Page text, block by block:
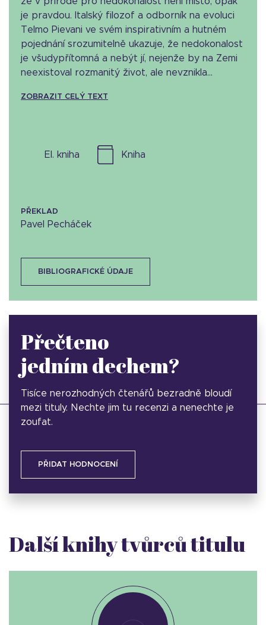
je pravdou. Italský filozof a odborník na evoluci
Telmo Pievani ve svém inspirativním a hutném
pojednání srozumitelně ukazuje, že nedokonalost
je všudypřítomná a nebýt jí, nejenže by na Zemi
neexistoval rozmanitý život, ale nevznikla...
ZOBRAZIT CELÝ TEXT
el. kniha kniha
PŘEKLAD
Pavel Pecháček
BIBLIOGRAFICKÉ ÚDAJE
Přečteno
jedním dechem?
Tisíce nerozhodných čtenářů bezradně bloudí
mezi tituly. Nechte jim tu recenzi a nenechte je
zoufat.
PŘIDAT HODNOCENÍ
Další knihy tvůrců titulu